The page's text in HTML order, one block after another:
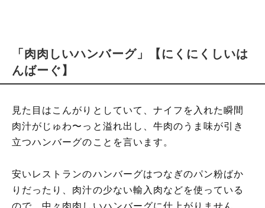
「肉肉しいハンバーグ」【にくにくしいは
んばーぐ】
見た目はこんがりとしていて、ナイフを入れた瞬間
肉汁がじゅわ〜っと溢れ出し、牛肉のうま味が引き
立つハンバーグのことを言います。
安いレストランのハンバーグはつなぎのパン粉ばか
りだったり、肉汁の少ない輸入肉などを使っている
ので、中々肉肉しいハンバーグに仕上がりません。